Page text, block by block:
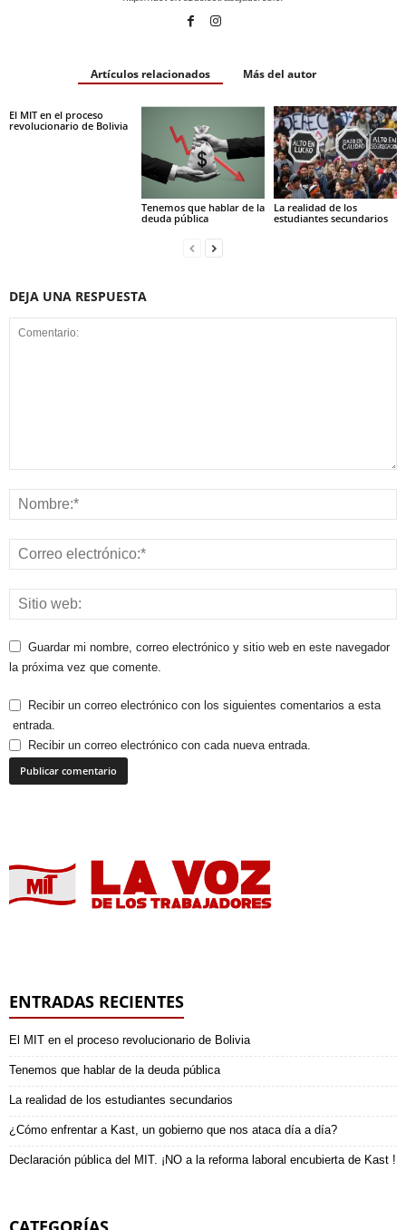
Artículos relacionados Más del autor
El MIT en el proceso
revolucionario de Bolivia
Tenemos que hablar de la
deuda pública
La realidad de los
estudiantes secundarios
DEJA UNA RESPUESTA
Guardar mi nombre, correo electrónico y sitio web en este navegador
la próxima vez que comente.
Recibir un correo electrónico con los siguientes comentarios a esta
entrada.
Recibir un correo electrónico con cada nueva entrada.
ENTRADAS RECIENTES
El MIT en el proceso revolucionario de Bolivia
Tenemos que hablar de la deuda pública
La realidad de los estudiantes secundarios
¿Cómo enfrentar a Kast, un gobierno que nos ataca día a día?
Declaración pública del MIT. ¡NO a la reforma laboral encubierta de Kast !